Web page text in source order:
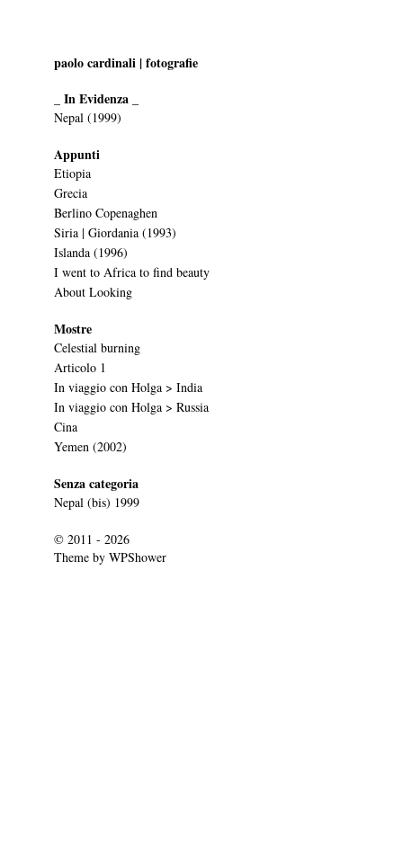
paolo cardinali | fotografie
_ In Evidenza _
Nepal (1999)
Appunti
Etiopia
Grecia
Berlino Copenaghen
Siria | Giordania (1993)
Islanda (1996)
I went to Africa to find beauty
About Looking
Mostre
Celestial burning
Articolo 1
In viaggio con Holga > India
In viaggio con Holga > Russia
Cina
Yemen (2002)
Senza categoria
Nepal (bis) 1999
© 2011 - 2026
Theme by WPShower